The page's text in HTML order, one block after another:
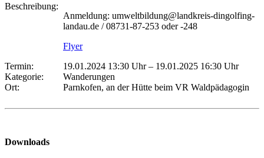
Beschreibung:
Anmeldung: umweltbildung@landkreis-dingolfing-
landau.de / 08731-87-253 oder -248
Flyer
Termin:
19.01.2024 13:30 Uhr– 19.01.2025 16:30 Uhr
Kategorie:
Wanderungen
Ort:
Parnkofen, an der Hütte beim VR Waldpädagogin
Downloads